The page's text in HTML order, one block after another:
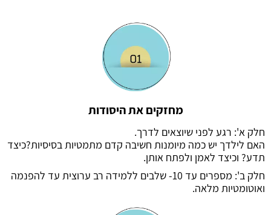
מחזקים את היסודות
חלק א': רגע לפני שיוצאים לדרך.
האם לילדך יש כמה מיומנות חשיבה קדם מתמטיות בסיסיות?כיצד
תדע? וכיצד לאמן ולפתח אותן.
חלק ב': מספרים עד 10- שלבים ללמידה רב ערוצית עד להפנמה
ואוטומטיות מלאה.